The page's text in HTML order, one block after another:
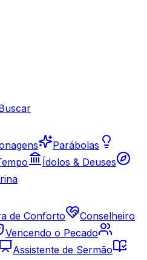
Parábolas
Ídolos & Deuses
de Conforto
Conselheiro
Vencendo o Pecado
Assistente de Sermão